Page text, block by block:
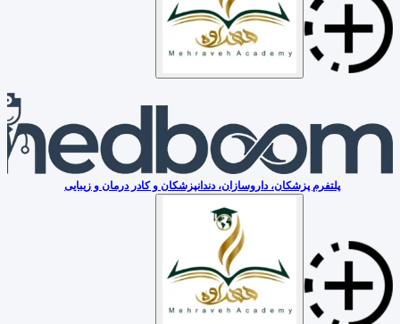
پلتفرم پزشکان، داروسازان، دندانپزشکان و کادر درمان و زیبایی